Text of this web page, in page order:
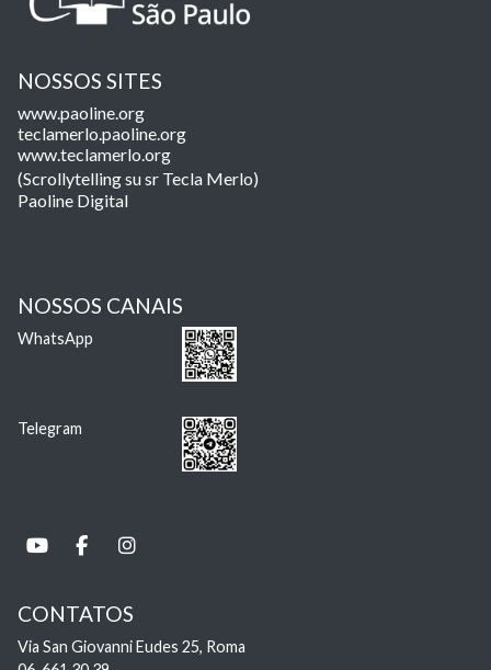
NOSSOS SITES
www.paoline.org
teclamerlo.paoline.org
www.teclamerlo.org
(Scrollytelling su sr Tecla Merlo)
Paoline Digital
NOSSOS CANAIS
WhatsApp
Telegram
CONTATOS
Via San Giovanni Eudes 25, Roma